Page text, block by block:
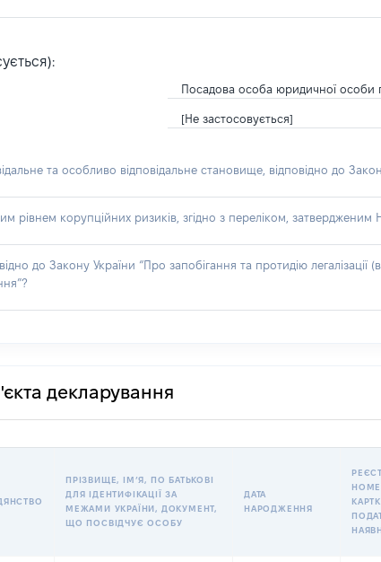
Посадова особа юридичної особи
[Не застосовується]
та особливо відповідальне становище, відповідно до
корупційних ризиків, згідно з переліком, затвердженим
до Закону України “Про запобігання та протидію
декларування
ПРІЗВИЩЕ, ІМʼЯ, ПО БАТЬКОВІ
ДЛЯ ІДЕНТИФІКАЦІЇ ЗА
МЕЖАМИ УКРАЇНИ, ДОКУМЕНТ,
ЩО ПОСВІДЧУЄ ОСОБУ
ДАТА
НАРОДЖЕННЯ